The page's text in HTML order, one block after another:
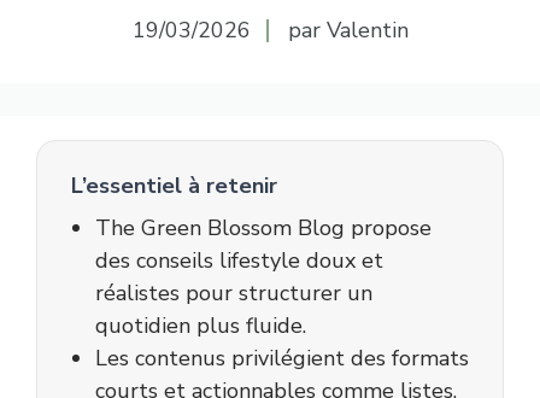
19/03/2026 par Valentin
L’essentiel à retenir
The Green Blossom Blog propose
des conseils lifestyle doux et
réalistes pour structurer un
quotidien plus fluide.
Les contenus privilégient des formats
courts et actionnables comme listes,